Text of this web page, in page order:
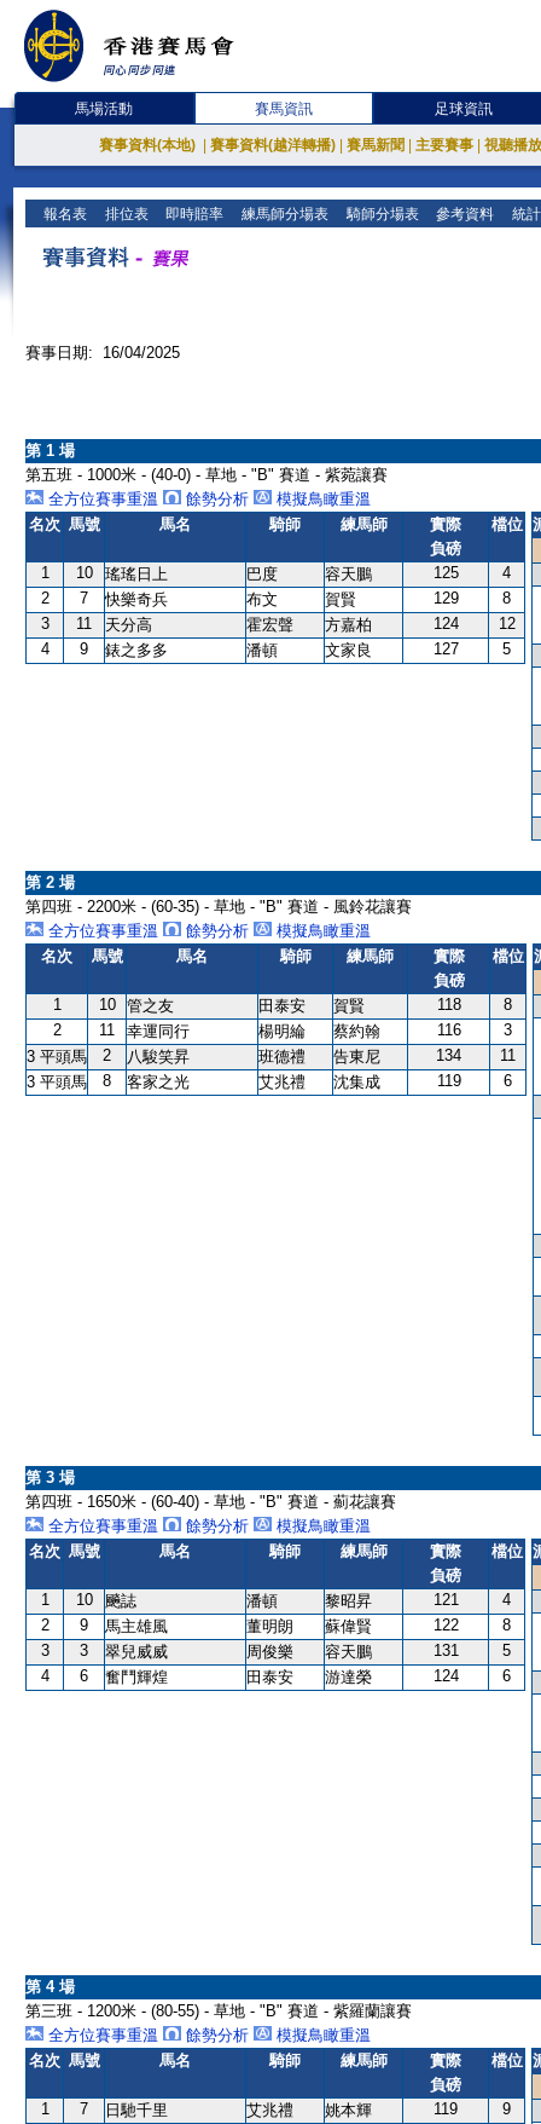
馬場活動 賽馬資訊 足球資訊
賽事資料(本地) 賽事資料(越洋轉播) 賽馬新聞 主要賽事 視聽播
報名表 排位表 即時賠率 練馬師分場表 騎師分場表 參考資料 統
賽事日期: 16/04/2025
第 1 場
第五班 - 1000米 - (40-0) - 草地 - "B" 賽道 - 紫菀讓賽
全方位賽事重溫
餘勢分析
模擬鳥瞰重溫
名次 馬號 馬名 騎師 練馬師
實際
負磅
檔位
1 10 瑤瑤日上 巴度 容天鵬 125
4
2
7 快樂奇兵 布文 賀賢 129
8
3
11 天分高 霍宏聲 方嘉柏 124
12
4
9 錶之多多 潘頓 文家良 127 5
第 2 場
第四班 - 2200米 - (60-35) - 草地 - "B" 賽道 - 風鈴花讓賽
全方位賽事重溫
餘勢分析
模擬鳥瞰重溫
名次
馬號 馬名 騎師 練馬師
實際
負磅
檔位
1 10 管之友 田泰安 賀賢 118
8
2
11 幸運同行 楊明綸 蔡約翰 116
3
3 平頭馬
2 八駿笑昇 班德禮 告東尼 134
11
3 平頭馬
8 客家之光 艾兆禮 沈集成 119 6
第 3 場
第四班 - 1650米 - (60-40) - 草地 - "B" 賽道 - 薊花讓賽
全方位賽事重溫
餘勢分析
模擬鳥瞰重溫
名次 馬號 馬名 騎師 練馬師
實際
負磅
檔位
1 10 飈誌 潘頓 黎昭昇 121
4
2
9 馬主雄風 董明朗 蘇偉賢 122
8
3
3 翠兒威威 周俊樂 容天鵬 131
5
4
6 奮鬥輝煌 田泰安 游達榮 124 6
第 4 場
第三班 - 1200米 - (80-55) - 草地 - "B" 賽道 - 紫羅蘭讓賽
全方位賽事重溫
餘勢分析
模擬鳥瞰重溫
名次 馬號 馬名 騎師 練馬師
實際
負磅
檔位
1 7 日馳千里 艾兆禮 姚本輝 119
9